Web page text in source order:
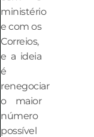
ministério
e com os
Correios,
e a ideia
é
renegociar
o maior
número
possível